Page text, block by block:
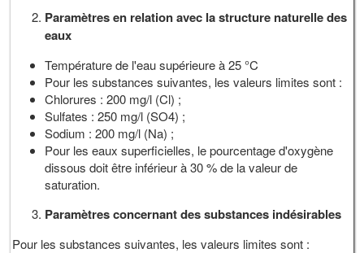
Paramètres en relation avec la structure naturelle des
eaux
Température de l'eau supérieure à 25 °C
Pour les substances suivantes, les valeurs limites sont :
Chlorures : 200 mg/l (Cl) ;
Sulfates : 250 mg/l (SO4) ;
Sodium : 200 mg/l (Na) ;
Pour les eaux superficielles, le pourcentage d'oxygène
dissous doit être inférieur à 30 % de la valeur de
saturation.
Paramètres concernant des substances indésirables
Pour les substances suivantes, les valeurs limites sont :